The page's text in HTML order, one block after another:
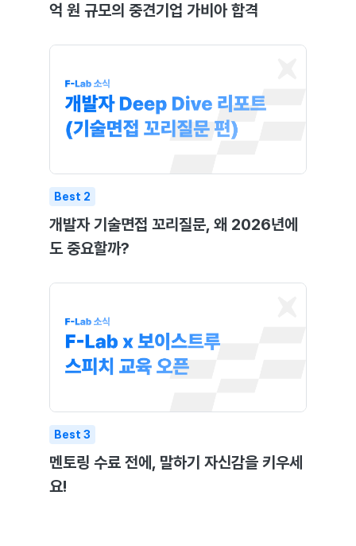
억 원 규모의 중견기업 가비아 합격
Best 2
개발자 기술면접 꼬리질문, 왜 2026년에
도 중요할까?
Best 3
멘토링 수료 전에, 말하기 자신감을 키우세
요!